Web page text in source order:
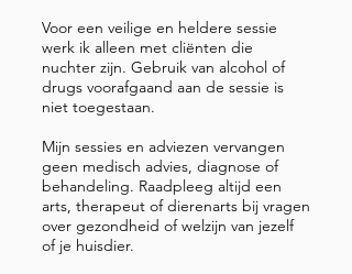
Voor een veilige en heldere sessie
werk ik alleen met cliënten die
nuchter zijn. Gebruik van alcohol of
drugs voorafgaand aan de sessie is
niet toegestaan.
Mijn sessies en adviezen vervangen
geen medisch advies, diagnose of
behandeling. Raadpleeg altijd een
arts, therapeut of dierenarts bij vragen
over gezondheid of welzijn van jezelf
of je huisdier.